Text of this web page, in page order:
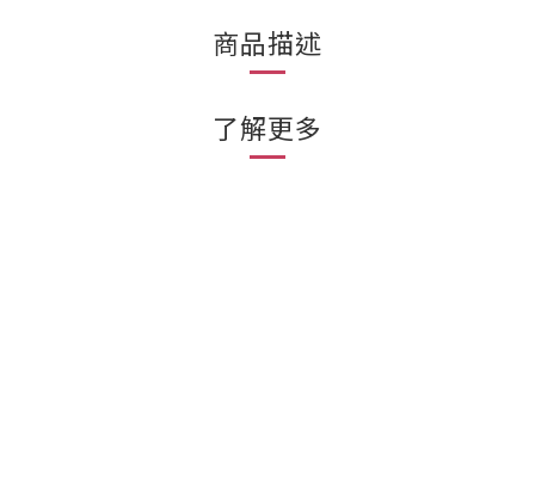
商品描述
了解更多